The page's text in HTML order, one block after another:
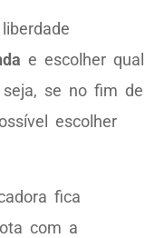
e escolher qual
se no fim de
escolher
fica
com a